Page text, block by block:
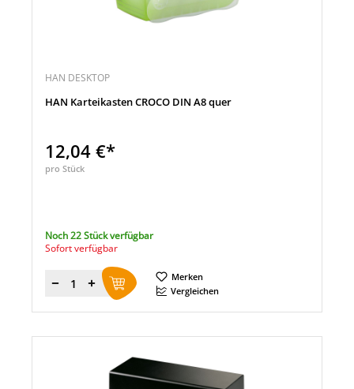
HAN DESKTOP
HAN Karteikasten CROCO DIN A8 quer
12,04 €*
pro Stück
Noch 22 Stück verfügbar
Sofort verfügbar
Menge
Merken
Vergleichen